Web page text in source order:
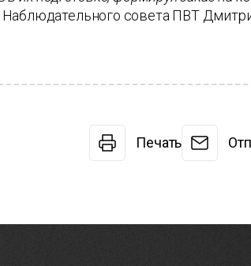
Наблюдательного совета ПВТ
Печать